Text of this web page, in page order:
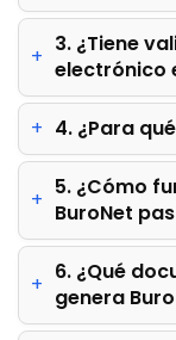
3. ¿Tiene
electrónico
4. ¿Para
5. ¿Cómo
BuroNet
6. ¿Qué
genera